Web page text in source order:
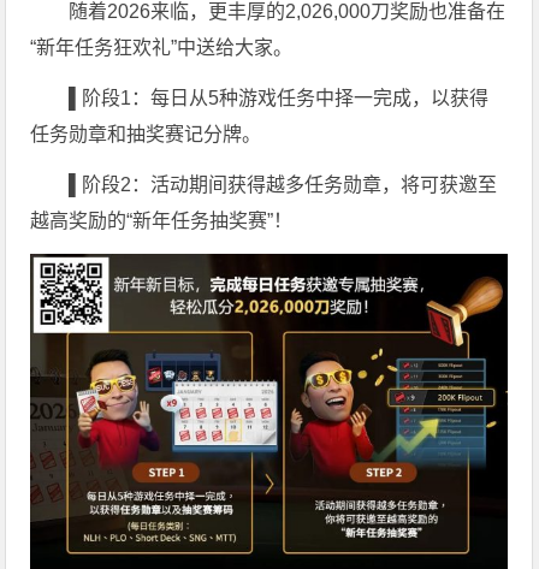
随着2026来临，更丰厚的2,026,000刀奖励也准备在
“新年任务狂欢礼”中送给大家。
阶段1：每日从5种游戏任务中择一完成，以获得
任务勋章和抽奖赛记分牌。
阶段2：活动期间获得越多任务勋章，将可获邀至
越高奖励的“新年任务抽奖赛”！